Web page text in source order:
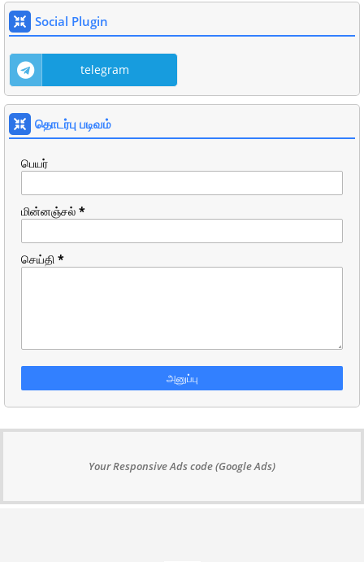
Social Plugin
telegram
தொடர்பு படிவம்
பெயர்
மின்னஞ்சல் *
செய்தி *
Your Responsive Ads code (Google Ads)